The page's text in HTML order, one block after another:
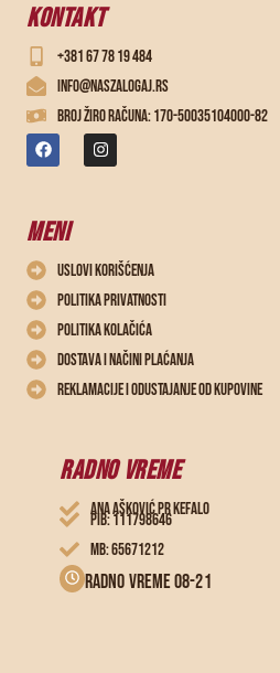
KONTAKT
+381 67 78 19 484
info@naszalogaj.rs
Broj žiro računa: 170-50035104000-82
MENI
Uslovi korišćenja
Politika privatnosti
Politika kolačića
Dostava i načini plaćanja
Reklamacije i odustajanje od kupovine
RADNO VREME
ANA AŠKOVIĆ PR KEFALO
PIB: 111798646
MB: 65671212
Radno vreme 08-21